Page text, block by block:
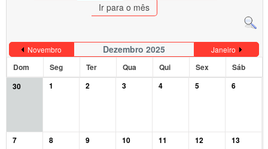
Ir para o mês
Novembro Dezembro 2025 Janeiro
Dom Seg Ter Qua Qui Sex
Sáb
30
1 2 3 4 5 6
7 8 9 10 11 12 13